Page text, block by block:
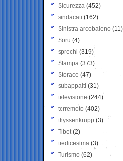
Sicurezza (452)
sindacati (162)
Sinistra arcobaleno (11)
Soru (4)
sprechi (319)
Stampa (373)
Storace (47)
subappalti (31)
televisione(244)
terremoto (402)
thyssenkrupp (3)
Tibet(2)
tredicesima (3)
Turismo (62)